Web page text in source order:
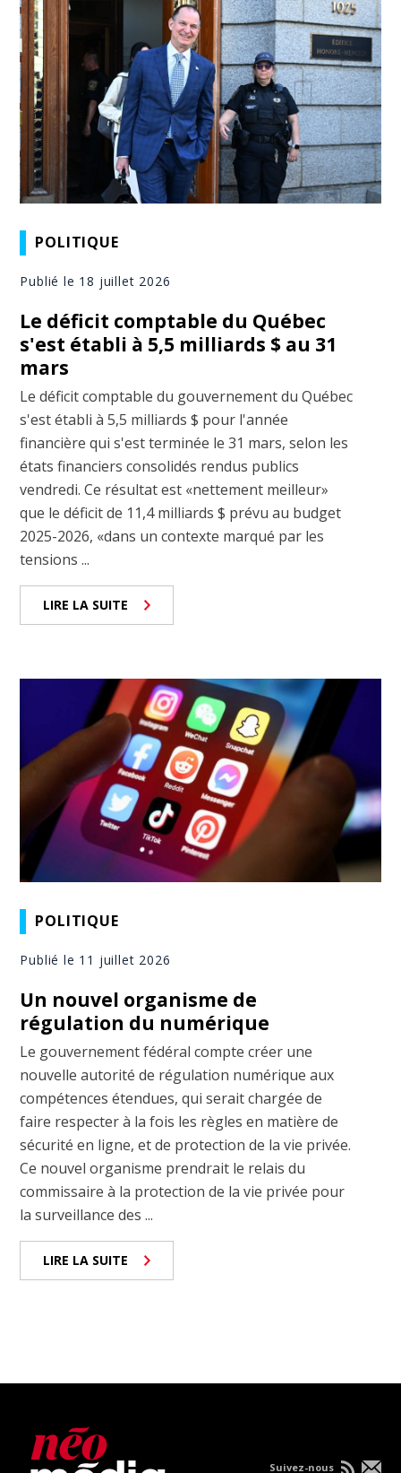
POLITIQUE
Publié le 18 juillet 2026
Le déficit comptable du Québec
s'est établi à 5,5 milliards $ au 31
mars
Le déficit comptable du gouvernement du Québec
s'est établi à 5,5 milliards $ pour l'année
financière qui s'est terminée le 31 mars, selon les
états financiers consolidés rendus publics
vendredi. Ce résultat est «nettement meilleur»
que le déficit de 11,4 milliards $ prévu au budget
2025-2026, «dans un contexte marqué par les
tensions ...
LIRE LA SUITE
POLITIQUE
Publié le 11 juillet 2026
Un nouvel organisme de
régulation du numérique
Le gouvernement fédéral compte créer une
nouvelle autorité de régulation numérique aux
compétences étendues, qui serait chargée de
faire respecter à la fois les règles en matière de
sécurité en ligne, et de protection de la vie privée.
Ce nouvel organisme prendrait le relais du
commissaire à la protection de la vie privée pour
la surveillance des ...
LIRE LA SUITE
Suivez-nous